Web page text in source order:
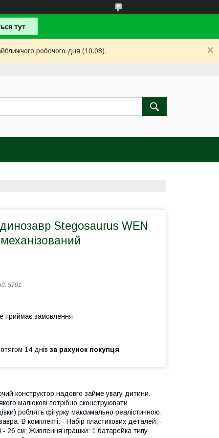
робочого дня (10.08).
Stegosaurus WEN
5701
приймає замовлення
14 днів за рахунок покупця
конструктор надовго займе увагу дитини.
малюкові потрібно сконструювати
роблять фігурку максимально реалістичною.
В комплекті: - Набір пластикових деталей; -
- 26 см; Живлення іграшки: 1 батарейка типу